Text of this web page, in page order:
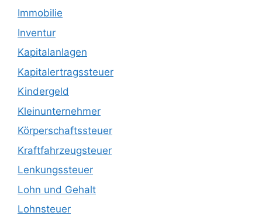
Immobilie
Inventur
Kapitalanlagen
Kapitalertragssteuer
Kindergeld
Kleinunternehmer
Körperschaftssteuer
Kraftfahrzeugsteuer
Lenkungssteuer
Lohn und Gehalt
Lohnsteuer